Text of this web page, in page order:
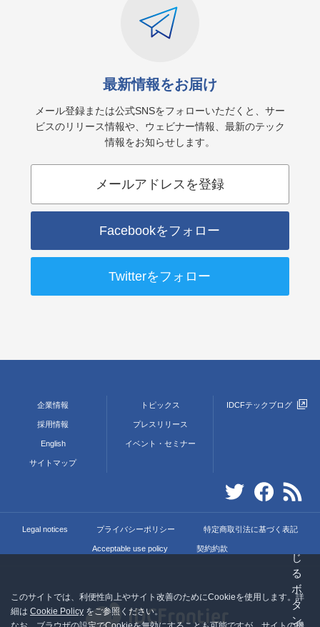
このサイトでは、利便性向上やサイト改善のためにCookieを使用します。詳
細は Cookie Policy をご参照ください。
最新情報をお届け
メール登録または公式SNSをフォローいただくと、サー
ビスのリリース情報や、ウェビナー情報、最新のテック
情報をお知らせします。
メールアドレスを登録
Facebookをフォロー
Twitterをフォロー
企業情報
採用情報
English
サイトマップ
トピックス
プレスリリース
イベント・セミナー
IDCFテックブログ
Legal notices プライバシーポリシー 特定商取引法に基づく表記
Acceptable use policy 契約約款